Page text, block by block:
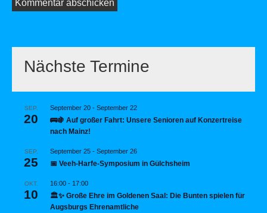
Nächste Termine
SEP.
20
September 20 - September 22
🚌🍇 Auf großer Fahrt: Unsere Senioren auf Konzertreise
nach Mainz!
SEP.
25
September 25 - September 26
📅 Veeh-Harfe-Symposium in Gülchsheim
OKT.
10
16:00 - 17:00
🏛️✨ Große Ehre im Goldenen Saal: Die Bunten spielen für
Augsburgs Ehrenamtliche